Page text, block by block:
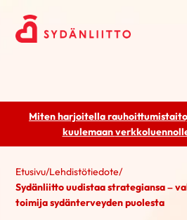
Miten harjoitella
kuulemaan
Etusivu/Lehdistötiedote/
Sydänliitto uudistaa strategiansa –
toimija sydänterveyden puolesta